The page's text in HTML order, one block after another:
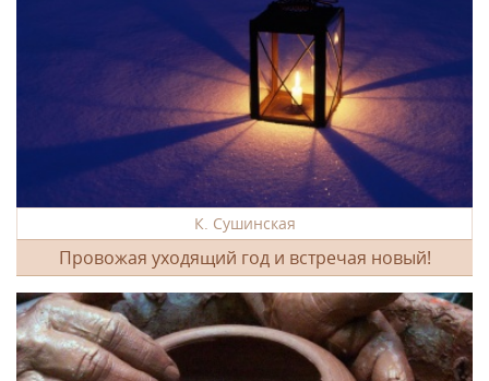
К. Сушинская
Провожая уходящий год и встречая новый!